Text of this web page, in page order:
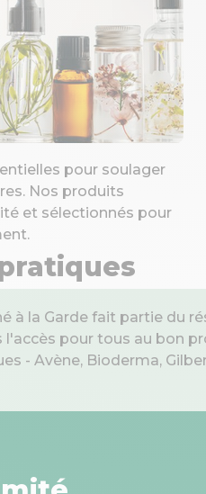
pour soulager
Nos produits
et sélectionnés pour
à la Garde fait partie du
l'accès pour tous au bon
- Avène, Bioderma,